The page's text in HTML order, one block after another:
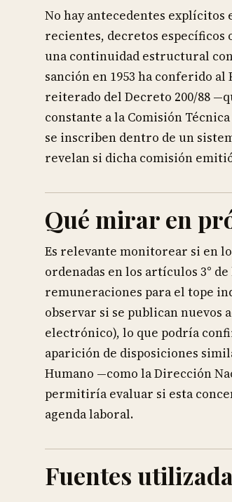
No hay antecedentes
recientes, decretos específicos
una continuidad estructural con
sanción en 1953 ha conferido
reiterado del Decreto 200/88
constante a la Comisión
se inscriben dentro de un
revelan si dicha comisión
Qué mirar en
Es relevante monitorear si en
ordenadas en los artículos 3°
remuneraciones para el tope
observar si se publican nuevos
electrónico), lo que podría
aparición de disposiciones
Humano —como la Dirección
permitiría evaluar si esta
agenda laboral.
Fuentes